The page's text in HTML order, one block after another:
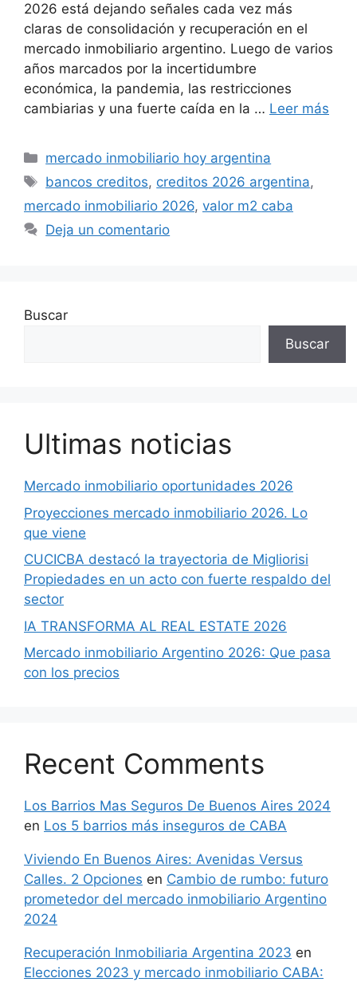
2026 está dejando señales cada vez más
claras de consolidación y recuperación en el
mercado inmobiliario argentino. Luego de varios
años marcados por la incertidumbre
económica, la pandemia, las restricciones
cambiarias y una fuerte caída en la … Leer más
Categorías
mercado inmobiliario hoy argentina
Etiquetas
bancos creditos, creditos 2026 argentina,
mercado inmobiliario 2026, valor m2 caba
Deja un comentario
Buscar
Buscar
Ultimas noticias
Mercado inmobiliario oportunidades 2026
Proyecciones mercado inmobiliario 2026. Lo
que viene
CUCICBA destacó la trayectoria de Migliorisi
Propiedades en un acto con fuerte respaldo del
sector
IA TRANSFORMA AL REAL ESTATE 2026
Mercado inmobiliario Argentino 2026: Que pasa
con los precios
Recent Comments
Los Barrios Mas Seguros De Buenos Aires 2024
en Los 5 barrios más inseguros de CABA
Viviendo En Buenos Aires: Avenidas Versus
Calles. 2 Opciones en Cambio de rumbo: futuro
prometedor del mercado inmobiliario Argentino
2024
Recuperación Inmobiliaria Argentina 2023 en
Elecciones 2023 y mercado inmobiliario CABA: